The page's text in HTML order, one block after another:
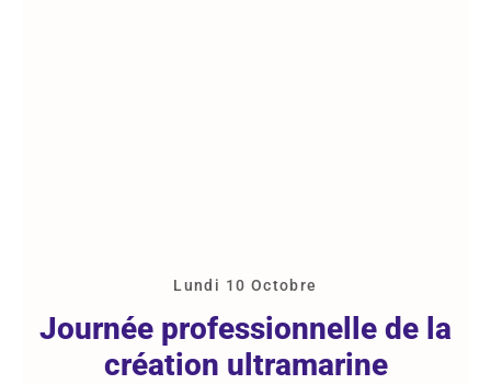
Lundi 10 Octobre
Journée professionnelle de la
création ultramarine